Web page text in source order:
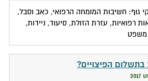
גוף: חשיבות המומחה הרפואי, כאב וסבל,
רפואיות, עזרת הזולת, סיעוד, ניידות,
משפט
בתשלום הפיצויים?